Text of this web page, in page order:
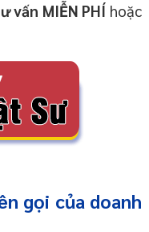
vấn MIỄN PHÍhoặc
gọi của doanh